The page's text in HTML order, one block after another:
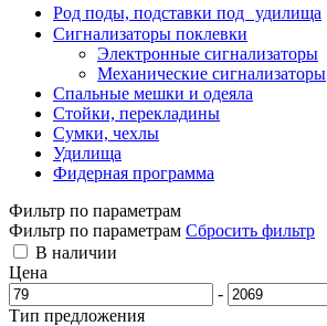
Род поды, подставки под удилища
Сигнализаторы поклевки
Электронные сигнализаторы
Механические сигнализаторы
Спальные мешки и одеяла
Стойки, перекладины
Сумки, чехлы
Удилища
Фидерная программа
Фильтр по параметрам
Фильтр по параметрам Сбросить фильтр
В наличии
Цена
-
Тип предложения